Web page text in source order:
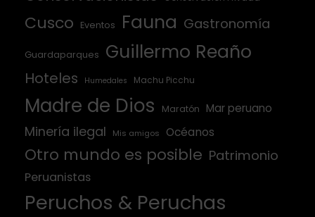
Cusco Eventos Fauna Gastronomía
Guardaparques Guillermo Reaño
Hoteles Humedales Machu Picchu
Madre de Dios Maratón Mar peruano
Minería ilegal Mis amigos Océanos
Otro mundo es posible Patrimonio
Peruanistas
Peruchos & Peruchas